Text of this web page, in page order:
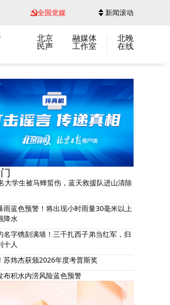
全国党媒 新闻滚动
北京
民声
融媒体
工作室
北晚
在线
大学生被马蜂蜇伤，蓝天救援队进山清除
雨蓝色预警！将出现小时雨量30毫米以上
降水
名字镌刻满墙！三千扎西子弟当红军，归
十人
苏炜杰获颁2026年度考普斯奖
布积水内涝风险蓝色预警